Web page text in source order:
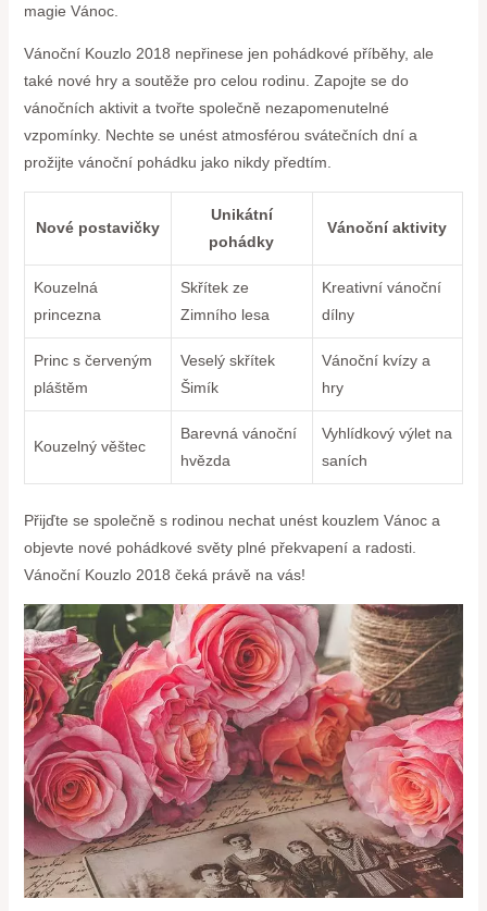
magie Vánoc.
Vánoční Kouzlo 2018 nepřinese jen pohádkové příběhy, ale
také nové hry a soutěže pro celou rodinu. Zapojte se do
vánočních aktivit a tvořte společně nezapomenutelné
vzpomínky. Nechte se unést atmosférou svátečních dní a
prožijte vánoční pohádku jako nikdy předtím.
Nové postavičky
Unikátní
pohádky
Vánoční aktivity
Kouzelná
princezna
Skřítek ze
Zimního lesa
Kreativní vánoční
dílny
Princ s červeným
pláštěm
Veselý skřítek
Šimík
Vánoční kvízy a
hry
Kouzelný věštec
Barevná vánoční
hvězda
Vyhlídkový výlet na
saních
Přijďte se společně s rodinou nechat unést kouzlem Vánoc a
objevte nové pohádkové světy plné překvapení a radosti.
Vánoční Kouzlo 2018 čeká právě na vás!